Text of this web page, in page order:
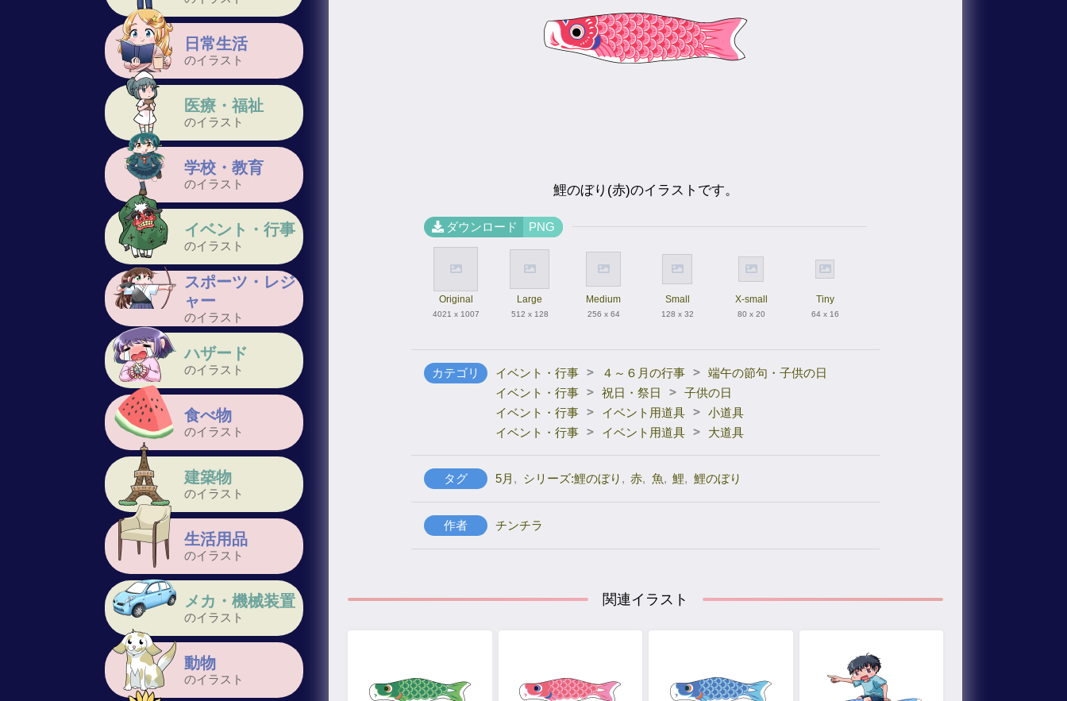
日常生活
のイラスト
医療・福祉
のイラスト
学校・教育
のイラスト
イベント・行事
のイラスト
スポーツ・レジ
ャー
のイラスト
ハザード
のイラスト
食べ物
のイラスト
建築物
のイラスト
生活用品
のイラスト
メカ・機械装置
のイラスト
動物
のイラスト
鯉のぼり(赤)のイラストです。
ダウンロード PNG
Original
4021 x 1007
Large
512 x 128
Medium
256 x 64
Small
128 x 32
X-small
80 x 20
Tiny
64 x 16
カテゴリ イベント・行事 > ４～６月の行事 > 端午の節句・子供の日
イベント・行事 > 祝日・祭日 > 子供の日
イベント・行事 > イベント用道具 > 小道具
イベント・行事 > イベント用道具 > 大道具
タグ 5月 , シリーズ:鯉のぼり , 赤, 魚, 鯉, 鯉のぼり
作者 チンチラ
関連イラスト